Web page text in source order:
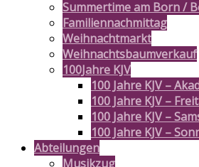
Summertime am Born /
Familiennachmittag
Weihnachtmarkt
Weihnachtsbaumverkauf
100Jahre KJV
100 Jahre KJV –
100 Jahre KJV –
100 Jahre KJV –
100 Jahre KJV –
Abteilungen
Musikzug